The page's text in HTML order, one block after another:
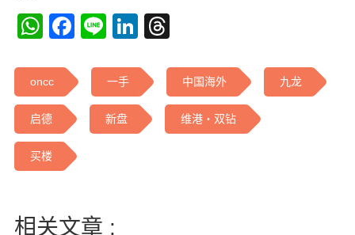
WhatsApp
Facebook
LineLinkedIn
oncc 一手 中国海外 九龙
启德 新盘 维港‧双钻
买楼
相关文章 :